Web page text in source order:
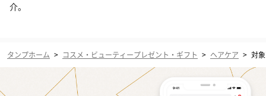
介。
タンプホーム > コスメ・ビューティープレゼント・ギフト > ヘアケア > 対